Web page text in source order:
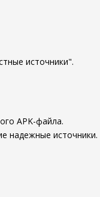
источники".
APK-файла.
надежные источники.